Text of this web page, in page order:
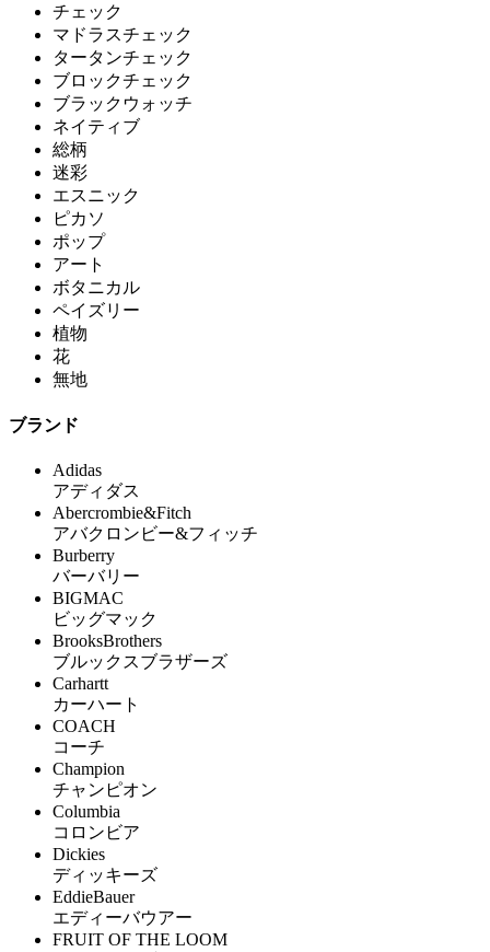
チェック
マドラスチェック
タータンチェック
ブロックチェック
ブラックウォッチ
ネイティブ
総柄
迷彩
エスニック
ピカソ
ポップ
アート
ボタニカル
ペイズリー
植物
花
無地
ブランド
Adidas
アディダス
Abercrombie&Fitch
アバクロンビー&フィッチ
Burberry
バーバリー
BIGMAC
ビッグマック
BrooksBrothers
ブルックスブラザーズ
Carhartt
カーハート
COACH
コーチ
Champion
チャンピオン
Columbia
コロンビア
Dickies
ディッキーズ
EddieBauer
エディーバウアー
FRUIT OF THE LOOM